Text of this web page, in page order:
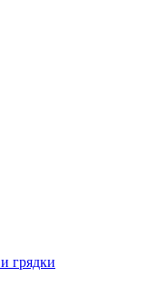
грядки